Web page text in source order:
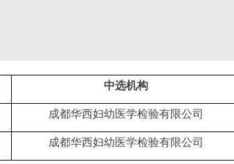
中选机构
成都华西妇幼医学检验有限公司
成都华西妇幼医学检验有限公司